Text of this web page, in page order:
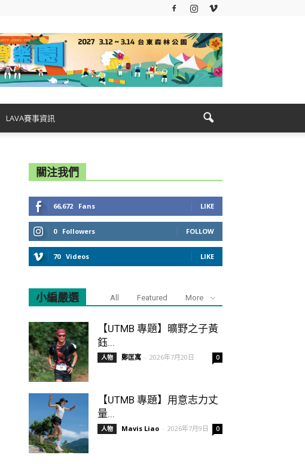
LAVA賽事資訊
關注我們
66,672 Fans LIKE
0 Followers FOLLOW
70 Videos LIKE
小編嚴選 All Featured More
【UTMB 專題】曠野之子黃
鈺...
人物 鄭匡寓 - 2026年7月20日 0
【UTMB 專題】用意志力丈
量...
人物 Mavis Liao - 2026年7月9日 0